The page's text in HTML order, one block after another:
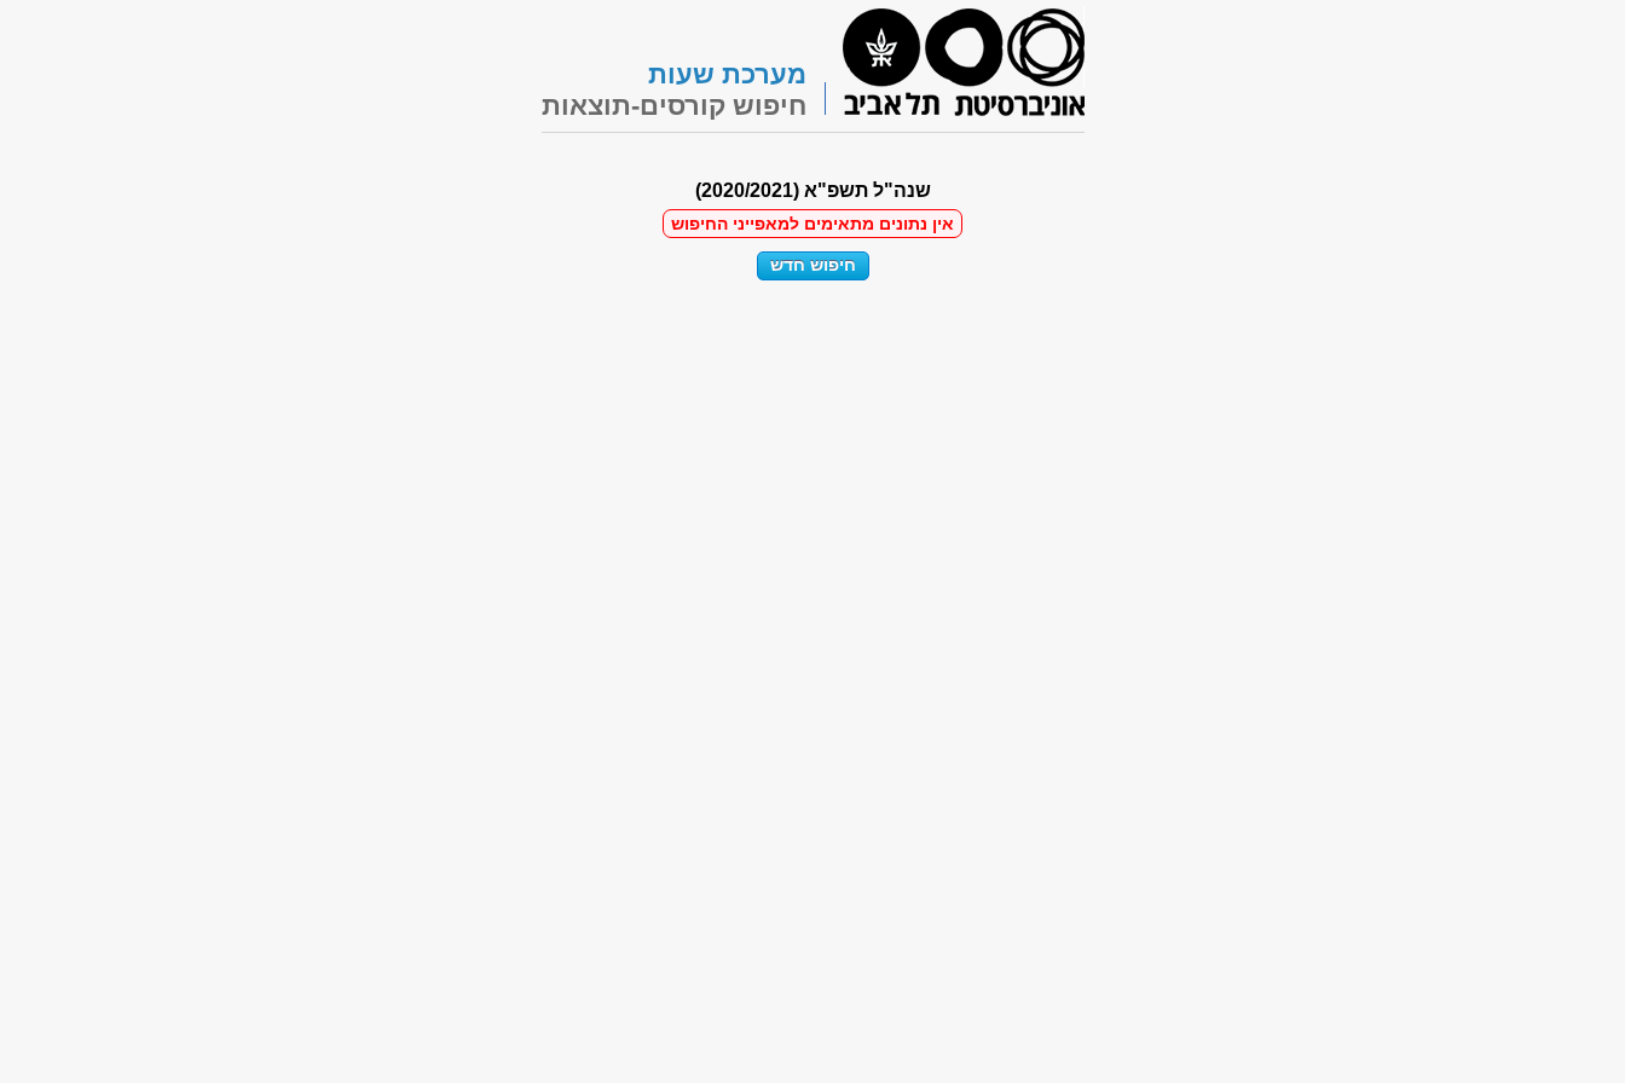
מערכת שעות
חיפוש קורסים-תוצאות
שנה"ל תשפ"א (2020/2021)
אין נתונים מתאימים למאפייני החיפוש
חיפוש חדש